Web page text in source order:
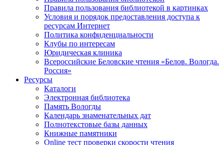
Правила пользования библиотекой в картинках
Условия и порядок предоставления доступа к
ресурсам Интернет
Политика конфиденциальности
Клубы по интересам
Юридическая клиника
Всероссийские Беловские чтения «Белов. Вологда.
Россия»
Ресурсы
Каталоги
Электронная библиотека
Память Вологды
Календарь знаменательных дат
Полнотекстовые базы данных
Книжные памятники
Online тест проверки скорости чтения